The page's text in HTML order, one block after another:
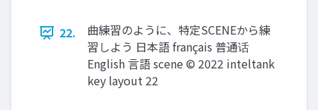
22.
曲練習のように、特定SCENEから練
習しよう 日本語 français 普通话
English 言語 scene © 2022 inteltank
key layout 22